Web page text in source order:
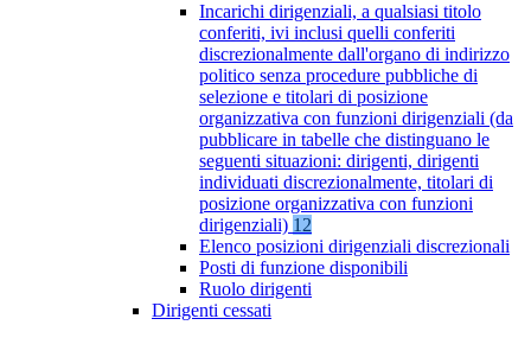
Incarichi dirigenziali, a qualsiasi titolo
conferiti, ivi inclusi quelli conferiti
discrezionalmente dall'organo di indirizzo
politico senza procedure pubbliche di
selezione e titolari di posizione
organizzativa con funzioni dirigenziali (da
pubblicare in tabelle che distinguano le
seguenti situazioni: dirigenti, dirigenti
individuati discrezionalmente, titolari di
posizione organizzativa con funzioni
dirigenziali) 12
Elenco posizioni dirigenziali discrezionali
Posti di funzione disponibili
Ruolo dirigenti
Dirigenti cessati